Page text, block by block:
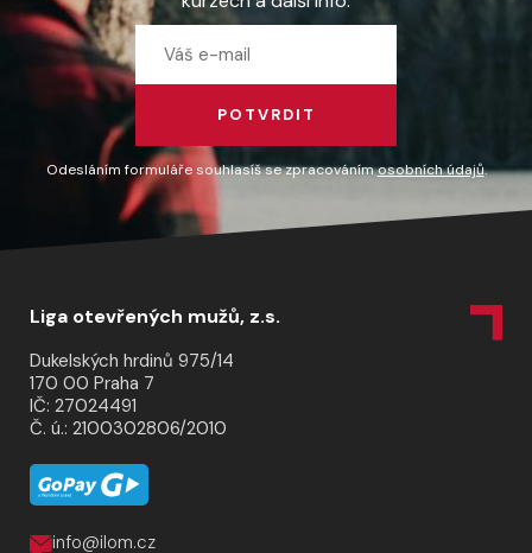
POTVRDIT
Odesláním formuláře souhlasíš se zpracovánímosobních údajů.
Liga otevřených mužů, z.s.
Dukelských hrdinů 975/14
170 00 Praha 7
IČ: 27024491
Č. ú.: 2100302806/2010
info@ilom.cz